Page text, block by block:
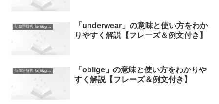
英単語辞典 for Beginners
「underwear」の意味と使い方をわか
りやすく解説【フレーズ＆例文付き】
英単語辞典 for Beginners
「oblige」の意味と使い方をわかりや
すく解説【フレーズ＆例文付き】